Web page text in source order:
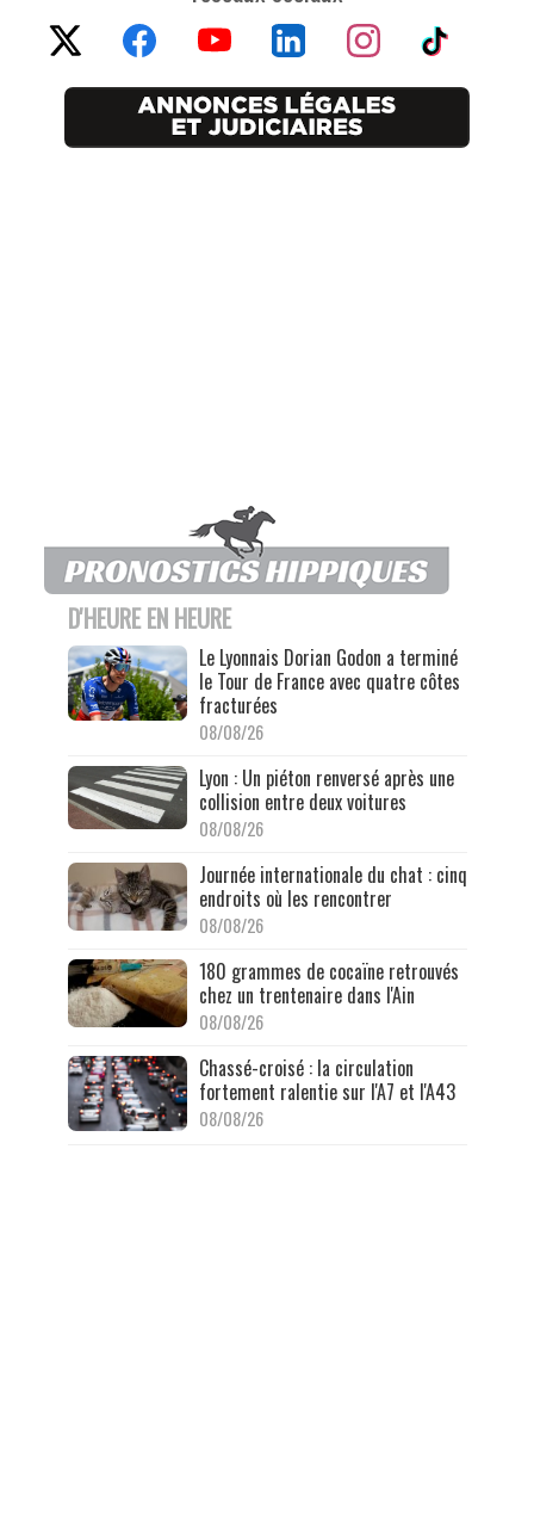
D'HEURE EN HEURE
Le Lyonnais Dorian Godon a terminé
le Tour de France avec quatre côtes
fracturées
08/08/26
Lyon : Un piéton renversé après une
collision entre deux voitures
08/08/26
Journée internationale du chat : cinq
endroits où les rencontrer
08/08/26
180 grammes de cocaïne retrouvés
chez un trentenaire dans l'Ain
08/08/26
Chassé-croisé : la circulation
fortement ralentie sur l'A7 et l'A43
08/08/26